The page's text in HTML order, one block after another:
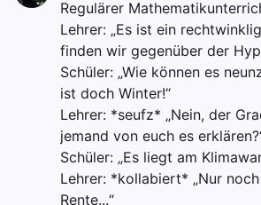
Regulärer
Lehrer: „Es ist ein
finden wir gegenüber der
Schüler: „Wie können es
ist doch Winter!“
Lehrer: *seufz* „Nein, der
jemand von euch es
Schüler: „Es liegt am
Lehrer: *kollabiert* „Nur
Rente...“